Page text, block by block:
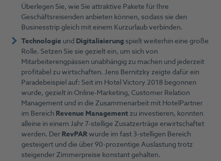
Überlegen Sie, wie Sie attraktive Pakete für Ihre
Geschäftsreisenden anbieten können, sodass sie den
Businesstrip gleich mit einem Kurzurlaub verbinden.
Technologie und Digitalisierungspielt weiterhin eine große
Rolle. Setzen Sie sie gezielt ein, um sich von
Mitarbeiterengpässen unabhängig zu machen und jederzeit
profitabel zu wirtschaften. Jens Bernitzky zeigte dafür ein
Paradebeispiel auf: Seit im Hotel Victory 2018 begonnen
wurde, gezielt in Online-Marketing, Customer Relation
Management und in die Zusammenarbeit mit HotelPartner
im Bereich Revenue Managementzu investieren, konnten
alleine in einem Jahr 7-stellige Zusatzerträge erwirtschaftet
werden. DerRevPARwurde im fast 3-stelligen Bereich
gesteigert und die über 90-prozentige Auslastung trotz
steigender Zimmerpreise konstant gehalten.